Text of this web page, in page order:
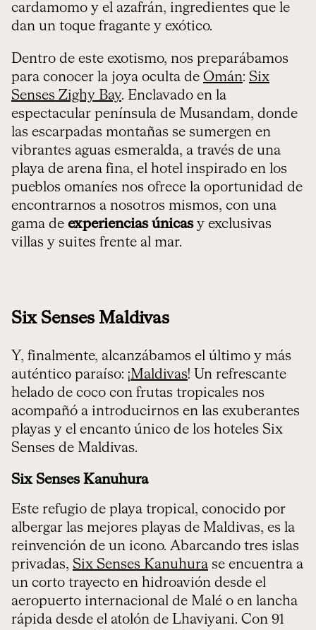
cardamomo y el azafrán, ingredientes que le
dan un toque fragante y exótico.
Dentro de este exotismo, nos preparábamos
para conocer la joya oculta de Omán: Six
Senses Zighy Bay. Enclavado en la
espectacular península de Musandam, donde
las escarpadas montañas se sumergen en
vibrantes aguas esmeralda, a través de una
playa de arena fina, el hotel inspirado en los
pueblos omaníes nos ofrece la oportunidad de
encontrarnos a nosotros mismos, con una
gama de experiencias únicasy exclusivas
villas y suites frente al mar.
Six Senses Maldivas
Y, finalmente, alcanzábamos el último y más
auténtico paraíso: ¡Maldivas! Un refrescante
helado de coco con frutas tropicales nos
acompañó a introducirnos en las exuberantes
playas y el encanto único de los hoteles Six
Senses de Maldivas.
Six Senses Kanuhura
Este refugio de playa tropical, conocido por
albergar las mejores playas de Maldivas, es la
reinvención de un icono. Abarcando tres islas
privadas, Six Senses Kanuhura se encuentra a
un corto trayecto en hidroavión desde el
aeropuerto internacional de Malé o en lancha
rápida desde el atolón de Lhaviyani. Con 91